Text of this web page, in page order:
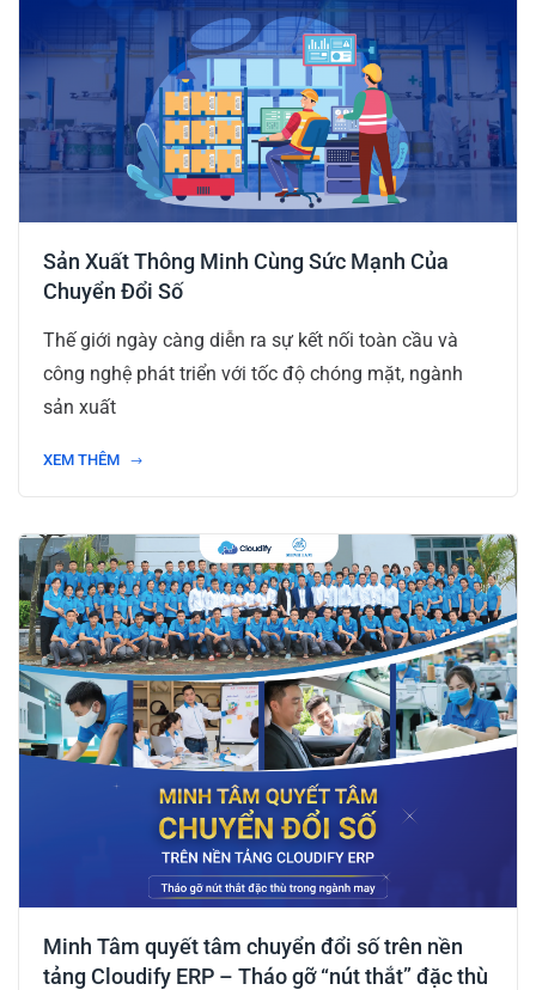
Sản Xuất Thông Minh Cùng Sức Mạnh Của
Chuyển Đổi Số
Thế giới ngày càng diễn ra sự kết nối toàn cầu và
công nghệ phát triển với tốc độ chóng mặt, ngành
sản xuất
XEM THÊM
Minh Tâm quyết tâm chuyển đổi số trên nền
tảng Cloudify ERP – Tháo gỡ “nút thắt” đặc thù